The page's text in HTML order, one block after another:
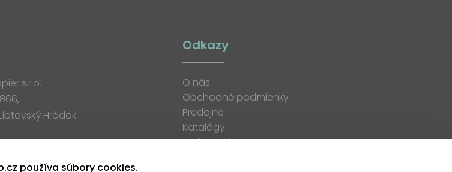
s.r.o.
Hrádok
doba
Odkazy
O nás
Obchodné podmienky
Predajne
Katalógy
K stiahnutiu
používa súbory cookies.